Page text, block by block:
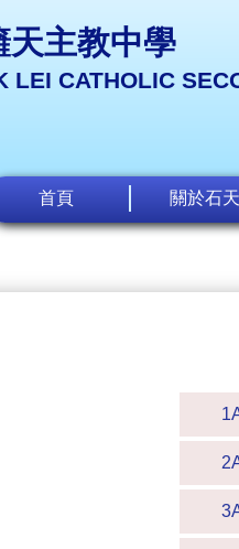
天主教中學
LEI CATHOLIC
首頁 關於石天